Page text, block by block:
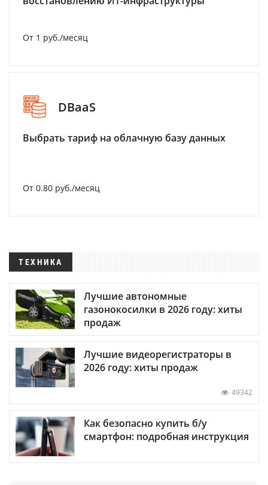
От 1 руб./месяц
DBaaS
Выбрать тариф на облачную базу данных
От 0.80 руб./месяц
ТЕХНИКА
Лучшие автономные
газонокосилки в 2026 году: хиты
продаж
Лучшие видеорегистраторы в
2026 году: хиты продаж
49342
Как безопасно купить б/у
смартфон: подробная инструкция